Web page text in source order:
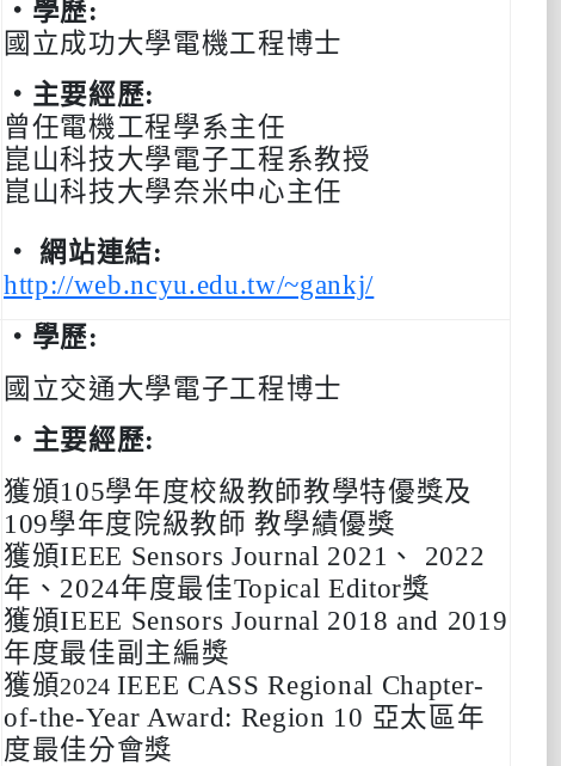
‧學歷:
國立成功大學電機工程博士
‧主要經歷:
曾任電機工程學系主任
崑山科技大學電子工程系教授
崑山科技大學奈米中心主任
‧ 網站連結:
http://web.ncyu.edu.tw/~gankj/
‧學歷:
國立交通大學電子工程博士
‧主要經歷:
獲頒105學年度校級教師教學特優獎及
109學年度院級教師 教學績優獎
獲頒IEEE Sensors Journal 2021、 2022
年、2024年度最佳Topical Editor獎
獲頒IEEE Sensors Journal 2018 and 2019
年度最佳副主編獎
獲頒2024 IEEE CASS Regional Chapter-
of-the-Year Award: Region 10 亞太區年
度最佳分會獎